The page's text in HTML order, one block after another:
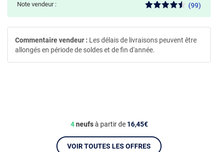
Note vendeur : (99)
4neufsà partir de 16,45€
VOIR TOUTES LES OFFRES
Commentaire vendeur : Les délais de livraisons peuvent être
allongés en période de soldes et de fin d'année.